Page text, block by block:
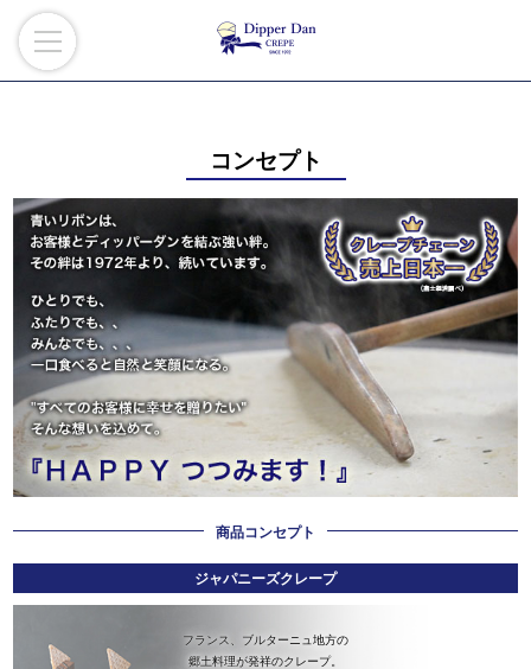
コンセプト
商品コンセプト
ジャパニーズクレープ
フランス、ブルターニュ地方の
郷土料理が発祥のクレープ。